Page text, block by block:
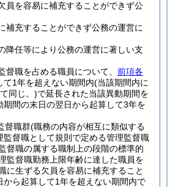
員を容易に補充することができず公
補充することができず公務の運営に
降任等により公務の運営に著しい支
督職を占める職員について、 前項各
1年を超えない期間内(当該期間内に
同じ。)で延長された当該異動期間を
間の末日の翌日から起算して3年を
督職群(職務の内容が相互に類似する
督職として規則で定める管理監督職
督職の属する職制上の段階の標準的
監督職勤務上限年齢に達した職員を
に生ずる欠員を容易に補充すること
ら起算して1年を超えない期間内で